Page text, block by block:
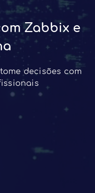
Zabbix e
decisões com